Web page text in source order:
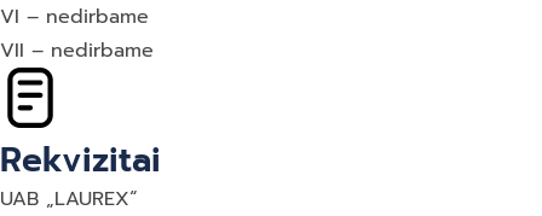
VI – nedirbame
VII – nedirbame
Rekvizitai
UAB „LAUREX“